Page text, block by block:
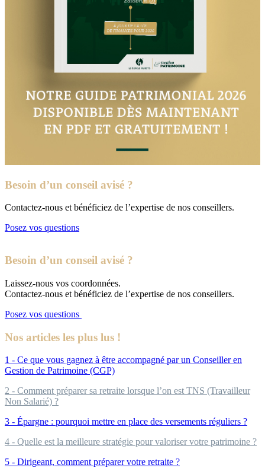
Besoin d’un conseil avisé ?
Contactez-nous et bénéficiez de l’expertise de nos conseillers.
Posez vos questions
Besoin d’un conseil avisé ?
Laissez-nous vos coordonnées.
Contactez-nous et bénéficiez de l’expertise de nos conseillers.
Posez vos questions
Nos articles les plus lus !
1 - Ce que vous gagnez à être accompagné par un Conseiller en
Gestion de Patrimoine (CGP)
2 - Comment préparer sa retraite lorsque l’on est TNS (Travailleur
Non Salarié) ?
3 - Épargne : pourquoi mettre en place des versements réguliers ?
4 - Quelle est la meilleure stratégie pour valoriser votre patrimoine ?
5 - Dirigeant, comment préparer votre retraite ?